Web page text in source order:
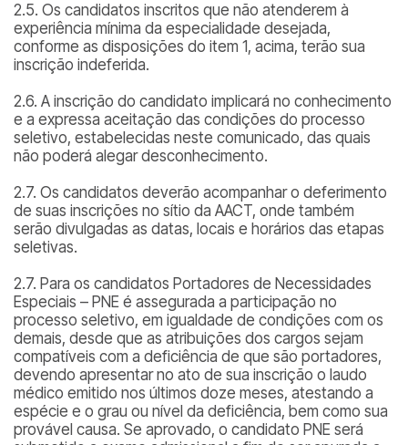
2.5. Os candidatos inscritos que não atenderem à
experiência mínima da especialidade desejada,
conforme as disposições do item 1, acima, terão sua
inscrição indeferida.
2.6. A inscrição do candidato implicará no conhecimento
e a expressa aceitação das condições do processo
seletivo, estabelecidas neste comunicado, das quais
não poderá alegar desconhecimento.
2.7. Os candidatos deverão acompanhar o deferimento
de suas inscrições no sítio da AACT, onde também
serão divulgadas as datas, locais e horários das etapas
seletivas.
2.7. Para os candidatos Portadores de Necessidades
Especiais – PNE é assegurada a participação no
processo seletivo, em igualdade de condições com os
demais, desde que as atribuições dos cargos sejam
compatíveis com a deficiência de que são portadores,
devendo apresentar no ato de sua inscrição o laudo
médico emitido nos últimos doze meses, atestando a
espécie e o grau ou nível da deficiência, bem como sua
provável causa. Se aprovado, o candidato PNE será